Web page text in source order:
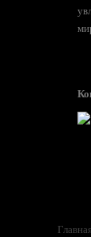
Главная